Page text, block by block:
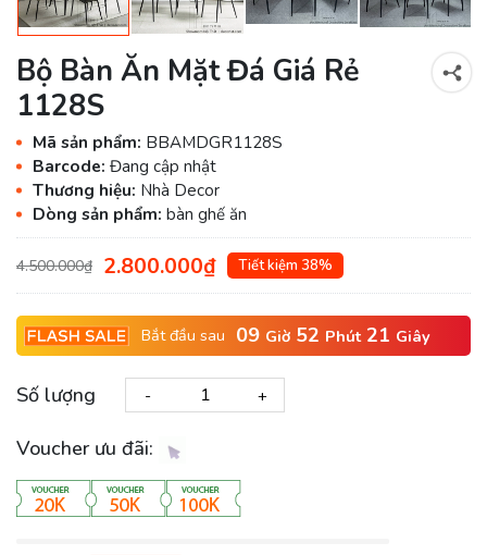
Bộ Bàn Ăn Mặt Đá Giá Rẻ
1128S
Mã sản phẩm: BBAMDGR1128S
Barcode: Đang cập nhật
Thương hiệu: Nhà Decor
Dòng sản phẩm: bàn ghế ăn
4.500.000₫ 2.800.000₫ Tiết kiệm 38%
Bắt đầu sau 09 Giờ 52 Phút 20 Giây
Số lượng - +
Voucher ưu đãi: